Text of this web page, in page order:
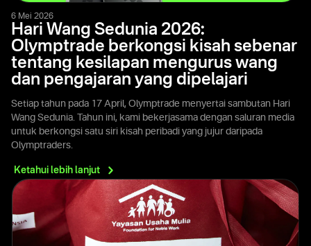
6 Mei 2026
Hari Wang Sedunia 2026:
Olymptrade berkongsi kisah sebenar
tentang kesilapan mengurus wang
dan pengajaran yang dipelajari
Setiap tahun pada 17 April, Olymptrade menyertai sambutan Hari
Wang Sedunia. Tahun ini, kami bekerjasama dengan saluran media
untuk berkongsi satu siri kisah peribadi yang jujur daripada
Olymptraders.
Ketahui lebih lanjut